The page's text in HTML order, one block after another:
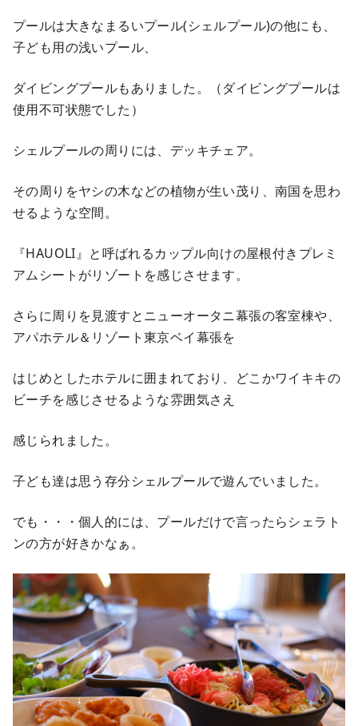
プールは大きなまるいプール(シェルプール)の他にも、
子ども用の浅いプール、
ダイビングプールもありました。（ダイビングプールは
使用不可状態でした）
シェルプールの周りには、デッキチェア。
その周りをヤシの木などの植物が生い茂り、南国を思わ
せるような空間。
『HAUOLI』と呼ばれるカップル向けの屋根付きプレミ
アムシートがリゾートを感じさせます。
さらに周りを見渡すとニューオータニ幕張の客室棟や、
アパホテル＆リゾート東京ベイ幕張を
はじめとしたホテルに囲まれており、どこかワイキキの
ビーチを感じさせるような雰囲気さえ
感じられました。
子ども達は思う存分シェルプールで遊んでいました。
でも・・・個人的には、プールだけで言ったらシェラト
ンの方が好きかなぁ。